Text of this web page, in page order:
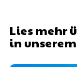
Lies mehr
in